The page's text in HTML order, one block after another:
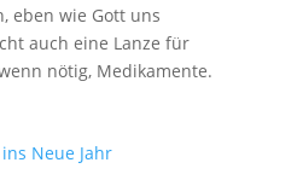
eben wie Gott uns
auch eine Lanze für
nötig, Medikamente.